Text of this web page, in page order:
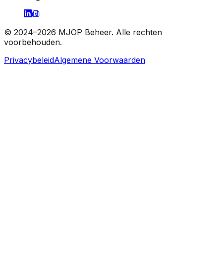
© 2024–2026 MJOP Beheer. Alle rechten
voorbehouden.
PrivacybeleidAlgemene Voorwaarden